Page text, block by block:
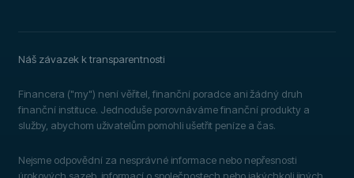
Náš závazek k transparentnosti
Financera ("my") není věřitel, finanční poradce ani žádný druh
finanční instituce. Jednoduše porovnáváme finanční produkty a
služby, abychom uživatelům pomohli ušetřit peníze a čas.
Nejsme odpovědní za nesprávné informace nebo nepřesnosti